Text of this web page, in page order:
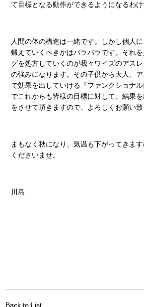
て目標となる動作ができるようになるわけ
人間の体の構造は一緒です。しかし個人
鍛えていくべきかはバラバラです。それ
グを処方していくのが我々ワイズのアス
の強みになります。その子供から大人、
で効果を出していける『ファンクショナ
でこれからも皆様の目標に対して、結果
をさせて頂きますので、よろしくお願い致
まもなく秋になり、気温も下がってきま
くださいませ。
川島
Back to List